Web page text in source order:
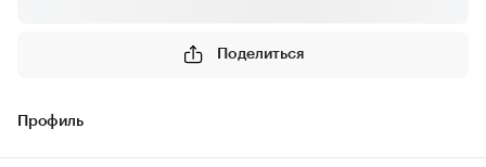
Поделиться
Профиль